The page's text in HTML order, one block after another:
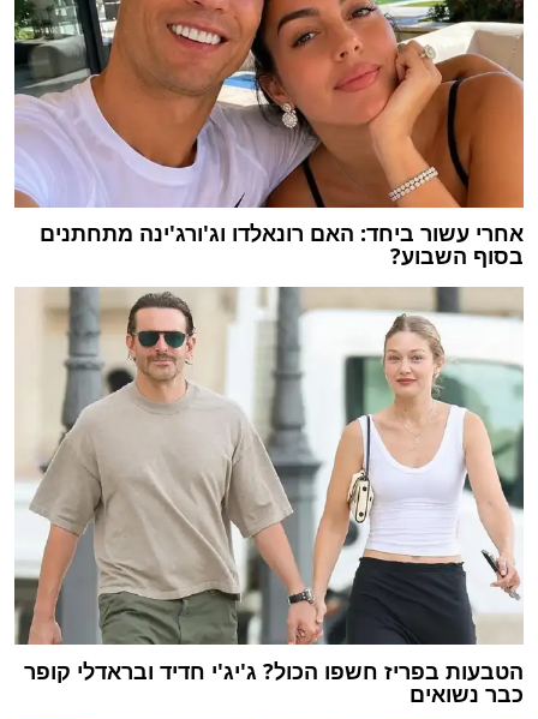
אחרי עשור ביחד: האם רונאלדו וג'ורג'ינה מתחתנים
בסוף השבוע?
הטבעות בפריז חשפו הכול? ג'יג'י חדיד ובראדלי קופר
כבר נשואים